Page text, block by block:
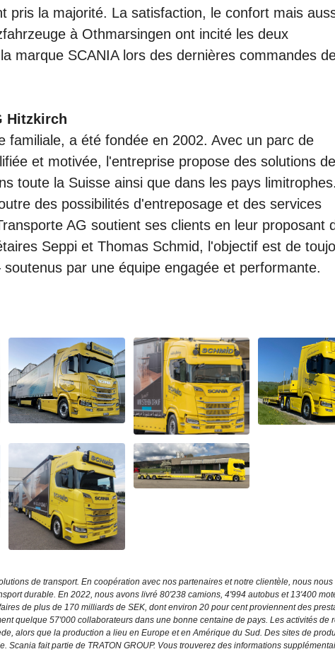
pris la majorité. La satisfaction, le confort mais
à Othmarsingen ont incité les deux
marque SCANIA lors des dernières commandes
Hitzkirch
familiale, a été fondée en 2002. Avec un parc de
et motivée, l'entreprise propose des solutions de
toute la Suisse ainsi que dans les pays
des possibilités d'entreposage et des services
AG soutient ses clients en leur proposant
Seppi et Thomas Schmid, l'objectif est de
par une équipe engagée et performante.
de transport. En coopération avec nos partenaires et notre clientèle, nous nous
durable. En 2022, nous avons livré 80'238 camions, 4'994 autobus et 13'400
de plus de 170 milliards de SEK, dont environ 20 pour cent proviennent des
quelque 57'000 collaborateurs dans une bonne centaine de pays. Les activités de
alors que la production a lieu en Europe et en Amérique du Sud. Des sites de
Scania fait partie de TRATON GROUP. Vous trouverez des informations